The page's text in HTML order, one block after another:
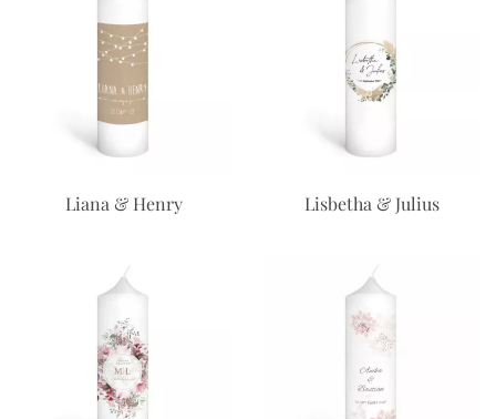
Liana & Henry Lisbetha & Julius